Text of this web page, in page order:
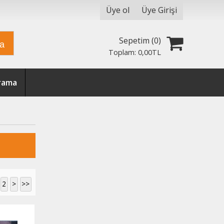
Üye ol Üye Girişi
Sepetim (0)
Toplam:0,00TL
2 > >>